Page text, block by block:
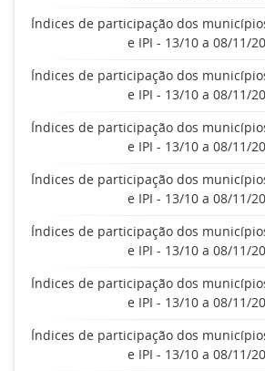
Índices de participação dos
e IPI - 13/10 a 08/11/
Índices de participação dos
e IPI - 13/10 a 08/11/
Índices de participação dos
e IPI - 13/10 a 08/11/
Índices de participação dos
e IPI - 13/10 a 08/11/
Índices de participação dos
e IPI - 13/10 a 08/11/
Índices de participação dos
e IPI - 13/10 a 08/11/
Índices de participação dos
e IPI - 13/10 a 08/11/